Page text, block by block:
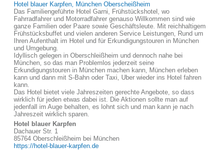
Hotel blauer Karpfen, München Oberscheißheim
Das Familiengeführte Hotel Garni, Frühstückshotel, wo
Fahrradfahrer und Motorradfahrer genauso Willkommen sind wie
ganze Familien oder Paare sowie Geschäftsleute. Mit reichhaltigem
Frühstücksbuffet und vielen anderen Service Leistungen, Rund um
Ihren Aufenthalt im Hotel und für Erkundigungstouren in München
und Umgebung.
Idyllisch gelegen in Oberschleißheim und dennoch nahe bei
München, so das man Problemlos jederzeit seine
Erkundigungstouren in München machen kann, München erleben
kann und dann mit S-Bahn oder Taxi, Uber wieder ins Hotel fahren
kann.
Das Hotel bietet viele Jahreszeiten gerechte Angebote, so dass
wirklich für jeden etwas dabei ist. Die Aktionen sollte man auf
jedenfall im Auge behalten, es lohnt sich und man kann je nach
Jahreszeit wirklich sparen.
Hotel blauer Karpfen
Dachauer Str. 1
85764 Oberschleißheim bei München
https://hotel-blauer-karpfen.de